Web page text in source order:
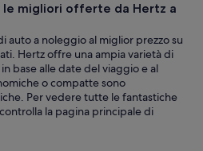
migliori offerte da Hertz a
auto a noleggio al miglior prezzo su
Hertz offre una ampia varietà di
base alle date del viaggio e al
o compatte sono
Per vedere tutte le fantastiche
la pagina principale di